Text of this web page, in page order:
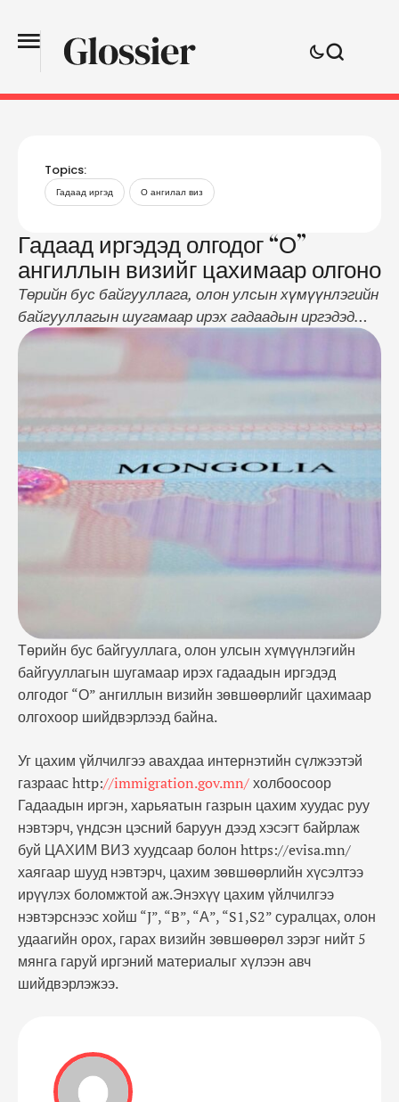
Topics:
Гадаад иргэд О ангилал виз
Гадаад иргэдэд олгодог “О”
ангиллын визийг цахимаар олгоно
Төрийн бус байгууллага, олон улсын хүмүүнлэгийн
байгууллагын шугамаар ирэх гадаадын иргэдэд
олгодог “О” ангиллын визийн зөвшөөрлийг
цахимаар олгохоор шийдвэрлээд байна. Уг цахим
үйлчилгээ авахдаа интернэтийн сүлжээтэй
Гадаадын иргэн, харьяатын газрын цахим хуудас
руу нэвтэрч, үндсэн цэсний баруун дээд хэсэгт
байрлаж буй ЦАХИМ ВИЗ хуудсаар болон
https://evisa.mn/ хаягаар шууд нэвтэрч, цахим
зөвшөөрлийн хүсэлтээ …
Төрийн бус байгууллага, олон улсын хүмүүнлэгийн
байгууллагын шугамаар ирэх гадаадын иргэдэд
олгодог “О” ангиллын визийн зөвшөөрлийг цахимаар
олгохоор шийдвэрлээд байна.
Уг цахим үйлчилгээ авахдаа интернэтийн сүлжээтэй
газраас http://immigration.gov.mn/холбоосоор
Гадаадын иргэн, харьяатын газрын цахим хуудас руу
нэвтэрч, үндсэн цэсний баруун дээд хэсэгт байрлаж
буй ЦАХИМ ВИЗ хуудсаар болон https://evisa.mn/
хаягаар шууд нэвтэрч, цахим зөвшөөрлийн хүсэлтээ
ирүүлэх боломжтой аж.Энэхүү цахим үйлчилгээ
нэвтэрснээс хойш “J”, “B”, “А”, “S1,S2” суралцах, олон
удаагийн орох, гарах визийн зөвшөөрөл зэрэг нийт 5
мянга гаруй иргэний материалыг хүлээн авч
шийдвэрлэжээ.